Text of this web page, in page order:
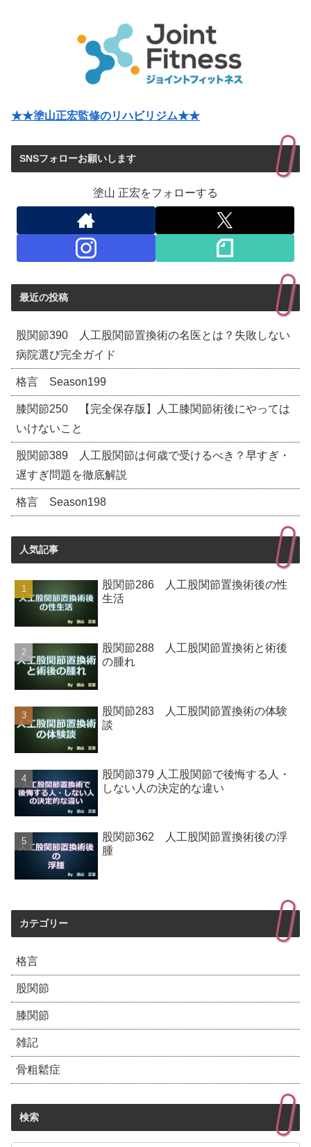
★★塗山正宏監修のリハビリジム★★
SNSフォローお願いします
塗山 正宏をフォローする
最近の投稿
股関節390 人工股関節置換術の名医とは？失敗しない
病院選び完全ガイド
格言 Season199
膝関節250 【完全保存版】人工膝関節術後にやっては
いけないこと
股関節389 人工股関節は何歳で受けるべき？早すぎ・
遅すぎ問題を徹底解説
格言 Season198
人気記事
股関節286 人工股関節置換術後の性
生活
股関節288 人工股関節置換術と術後
の腫れ
股関節283 人工股関節置換術の体験
談
股関節379 人工股関節で後悔する人・
しない人の決定的な違い
股関節362 人工股関節置換術後の浮
腫
カテゴリー
格言
股関節
膝関節
雑記
骨粗鬆症
検索